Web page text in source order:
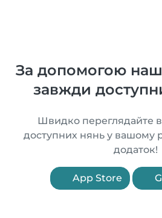
За допомогою
завжди
Швидко переглядайте
доступних нянь у вашому
додаток!
App Store